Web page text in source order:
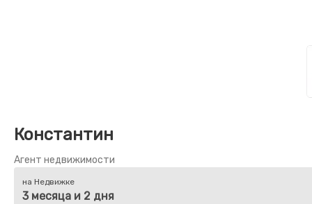
Константин
Агент недвижимости
на Недвижке
3 месяца и 2 дня